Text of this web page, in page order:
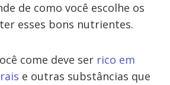
de como você escolhe os
esses bons nutrientes.
come deve ser rico em
e outras substâncias que